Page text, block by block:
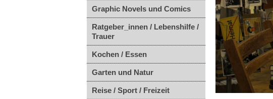
Graphic Novels und Comics
Ratgeber_innen / Lebenshilfe /
Trauer
Kochen / Essen
Garten und Natur
Reise / Sport / Freizeit